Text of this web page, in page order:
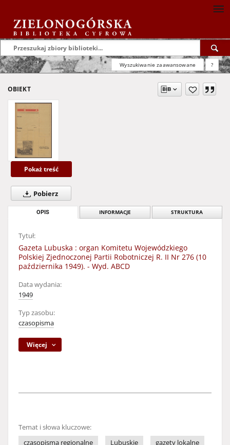
Wyszukiwanie zaawansowane ?
OBIEKT
Pokaż treść
Pobierz
OPIS INFORMACJE STRUKTURA
Tytuł:
Gazeta Lubuska : organ Komitetu Wojewódzkiego
Polskiej Zjednoczonej Partii Robotniczej R. II Nr 276 (10
października 1949). - Wyd. ABCD
Data wydania:
1949
Typ zasobu:
czasopisma
Więcej
Temat i słowa kluczowe:
czasopisma regionalne
Lubuskie
gazety lokalne